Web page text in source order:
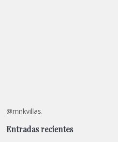
@mnkvillas.
Entradas recientes